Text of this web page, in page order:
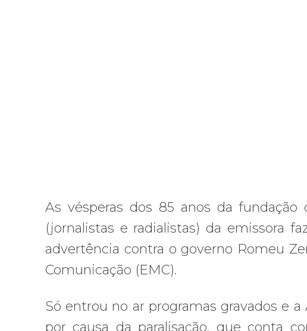
As vésperas dos 85 anos da fundação
(jornalistas e radialistas) da emissora
advertência contra o governo Romeu
Comunicação (EMC).
Só entrou no ar programas gravados e
por causa da paralisação, que conta